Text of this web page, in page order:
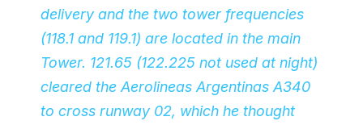
delivery and the two tower frequencies
(118.1 and 119.1) are located in the main
Tower. 121.65 (122.225 not used at night)
cleared the Aerolineas Argentinas A340
to cross runway 02, which he thought